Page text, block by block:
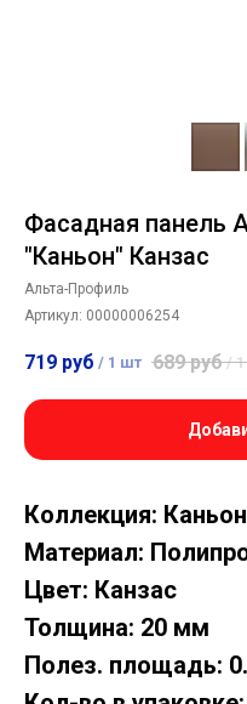
Фасадная панель
"Каньон" Канзас
Альта-Профиль
Артикул: 00000006254
719 руб / 1 шт 689 руб /
Коллекция: Каньон
Материал:
Цвет: Канзас
Толщина: 20 мм
Полез. площадь: